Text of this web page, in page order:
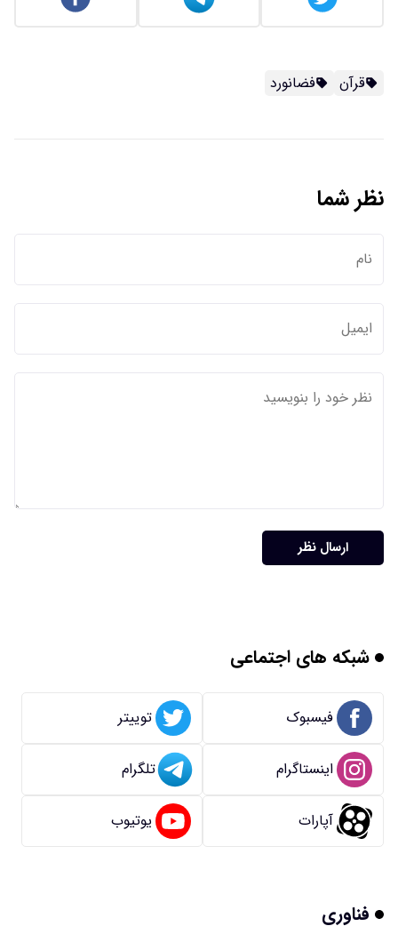
قرآن فضانورد
نظر شما
ارسال نظر
شبکه های اجتماعی
فیسبوک توییتر
اینستاگرام تلگرام
آپارات یوتیوب
فناوری